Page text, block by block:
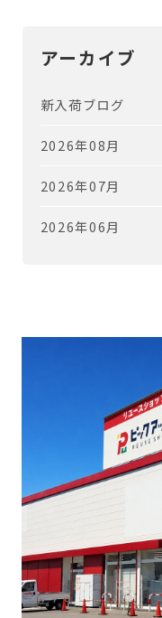
アーカイブ
新入荷ブログ
2026年08月
2026年07月
2026年06月